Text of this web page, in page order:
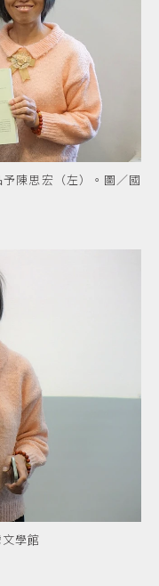
陳思宏（左）。圖／國
學館